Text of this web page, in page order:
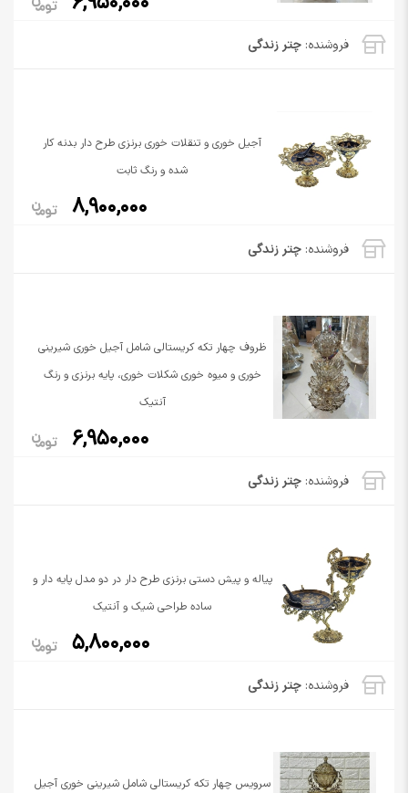
فروشنده:چتر زندگی
فروشنده:چتر زندگی
آجیل خوری و تنقلات خوری برنزی طرح دار بدنه کار
شده و رنگ ثابت
8,900,000
فروشنده:چتر زندگی
ظروف چهار تکه کریستالی شامل آجیل خوری شیرینی
خوری و میوه خوری شکلات خوری، پایه برنزی و رنگ
آنتیک
6,950,000
فروشنده:چتر زندگی
پیاله و پیش دستی برنزی طرح دار در دو مدل پایه دار و
ساده طراحی شیک و آنتیک
5,800,000
سرویس چهار تکه کریستالی شامل شیرینی خوری آجیل